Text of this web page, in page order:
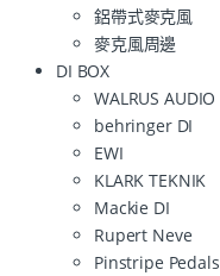
鋁帶式麥克風
麥克風周邊
DI BOX
WALRUS AUDIO
behringer DI
EWI
KLARK TEKNIK
Mackie DI
Rupert Neve
Pinstripe Pedals